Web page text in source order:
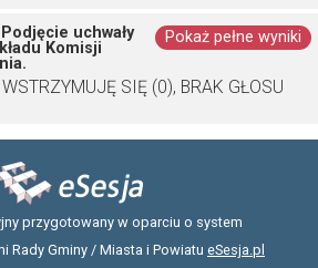
Pokaż pełne wyniki
uchwały
Komisji
SIĘ (0), BRAK GŁOSU
przygotowany w oparciu o system
Rady Gminy / Miasta i Powiatu eSesja.pl